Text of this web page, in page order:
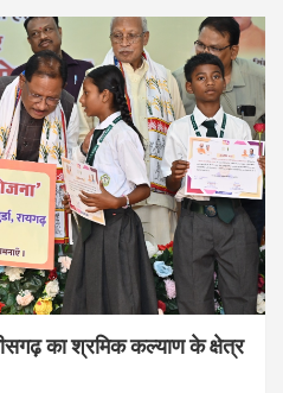
का श्रमिक कल्याण के क्षेत्र